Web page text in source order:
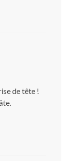
de tête !